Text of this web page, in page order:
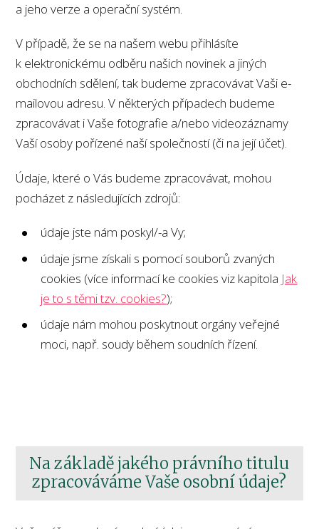
a jeho verze a operační systém.
V případě, že se na našem webu přihlásíte
k elektronickému odběru našich novinek a jiných
obchodních sdělení, tak budeme zpracovávat Vaši e-
mailovou adresu. V některých případech budeme
zpracovávat i Vaše fotografie a/nebo videozáznamy
Vaší osoby pořízené naší společností (či na její účet).
Údaje, které o Vás budeme zpracovávat, mohou
pocházet z následujících zdrojů:
údaje jste nám poskyl/-a Vy;
údaje jsme získali s pomocí souborů zvaných
cookies (více informací ke cookies viz kapitola Jak
je to s těmi tzv. cookies?);
údaje nám mohou poskytnout orgány veřejné
moci, např. soudy během soudních řízení.
Na základě jakého právního titulu
zpracováváme Vaše osobní údaje?